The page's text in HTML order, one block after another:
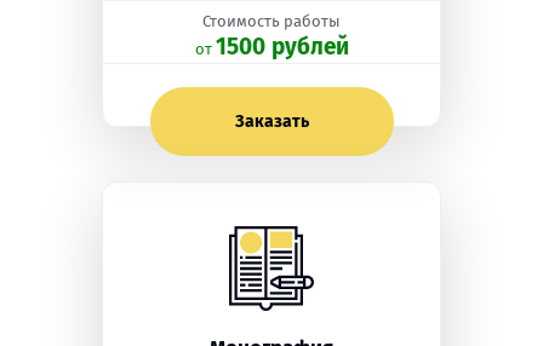
Стоимость работы
oт 1500 рублей
Заказать